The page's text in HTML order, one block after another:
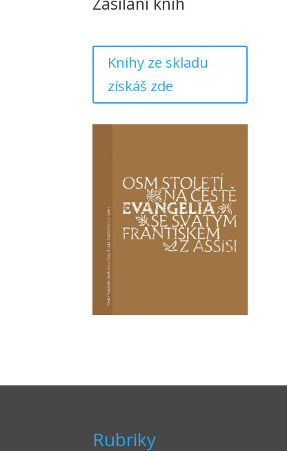
Knihy ze skladu
získáš zde
Rubriky